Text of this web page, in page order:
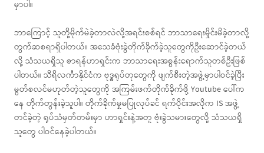
မှာပါ။
ဘာကြောင့် သူတို့မိုက်မဲခဲ့တာလဲလို့အရင်းစစ်ရင် ဘာသာရေးမှိုင်းမိခဲ့တာလို့
တွက်ဆစရာရှိပါတယ်။ အသေခံဗုံးခွဲတိုက်ခိုက်ခဲ့သူတွေကိုဦးဆောင်ခဲ့တယ်
လို့ သံသယရှိသူ ဇာရန်ဟာရှင်းက ဘာသာရေးအစွန်းရောက်သူတစ်ဦးဖြစ်
ပါတယ်။ သီရိလင်္ကာနိုင်ငံက ဗုဒ္ဓရုပ်တုတွေကို ဖျက်စီးတဲ့အဖွဲ့မှာပါဝင်ခဲ့ပြီး
မွတ်စလင်မဟုတ်တဲ့သူတွေကို အကြမ်းဖက်တိုက်ခိုက်ဖို့ Youtube ပေါ်က
နေ တိုက်တွန်းခဲ့သူပါ။ တိုက်ခိုက်မှုမပြုလုပ်ခင် ရက်ပိုင်းအလိုက IS အဖွဲ့
တင်ခဲ့တဲ့ ရုပ်သံမှတ်တမ်းမှာ ဟာရှင်းနဲ့အတူ ဗုံးခွဲသမားတွေလို့ သံသယရှိ
သူတွေ ပါဝင်နေခဲ့ပါတယ်။